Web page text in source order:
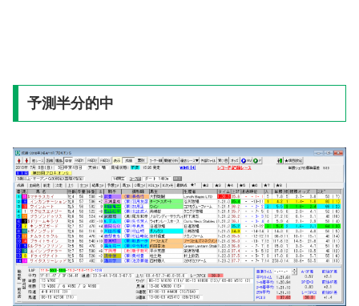
予測半分的中